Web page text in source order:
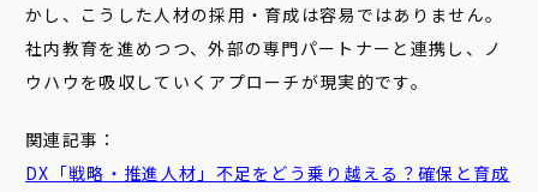
かし、こうした人材の採用・育成は容易ではありません。
社内教育を進めつつ、外部の専門パートナーと連携し、ノ
ウハウを吸収していくアプローチが現実的です。
関連記事：
DX「戦略・推進人材」不足をどう乗り越える？確保と育成